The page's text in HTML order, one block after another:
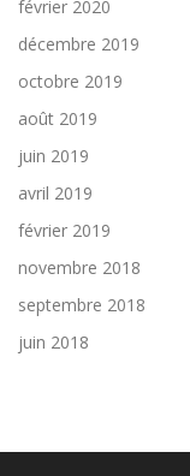
février 2020
décembre 2019
octobre 2019
août 2019
juin 2019
avril 2019
février 2019
novembre 2018
septembre 2018
juin 2018